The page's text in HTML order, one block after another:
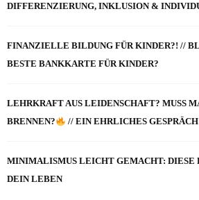
DIFFERENZIERUNG, INKLUSION &
FINANZIELLE BILDUNG FÜR KINDER?! //
BESTE BANKKARTE FÜR KINDER?
LEHRKRAFT AUS LEIDENSCHAFT? MUSS
BRENNEN?
// EIN EHRLICHES
MINIMALISMUS LEICHT GEMACHT: DIESE
DEIN LEBEN